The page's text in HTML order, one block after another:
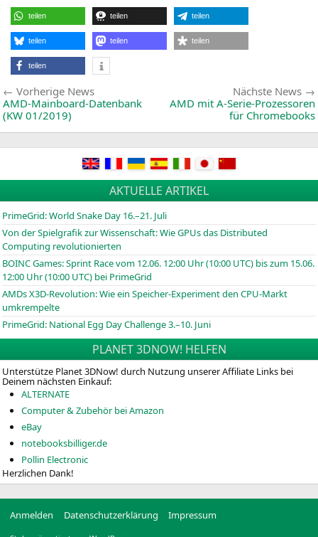
teilen teilen teilen
teilen teilen teilen
teilen
Beitragsnavigation
Vorherige NewsVorherige
News:
AMD-Mainboard-Datenbank
(KW 01/2019)
Nächste News
AMD mit A‑Serie-Prozessoren
für Chromebooks
AKTUELLE ARTIKEL
PrimeGrid: World Snake Day 16.–21. Juli
Von der Spielgrafik zur Wissenschaft: Wie GPUs das Distributed
Computing revolutionierten
BOINCGames: Sprint Race vom 12.06. 12:00 Uhr (10:00 UTC) bis zum 15.06.
12:00 Uhr (10:00 UTC) bei PrimeGrid
AMDs X3D-Revolution: Wie ein Speicher-Experiment den CPU-Markt
umkrempelte
PrimeGrid: National Egg Day Challenge 3.–10. Juni
PLANET 3DNOW! HELFEN
Unterstütze Planet 3DNow! durch Nutzung unserer Affiliate Links bei
Deinem nächsten Einkauf:
ALTERNATE
Computer & Zubehör bei Amazon
eBay
notebooksbilliger.de
Pollin Electronic
Herzlichen Dank!
Anmelden Datenschutzerklärung Impressum